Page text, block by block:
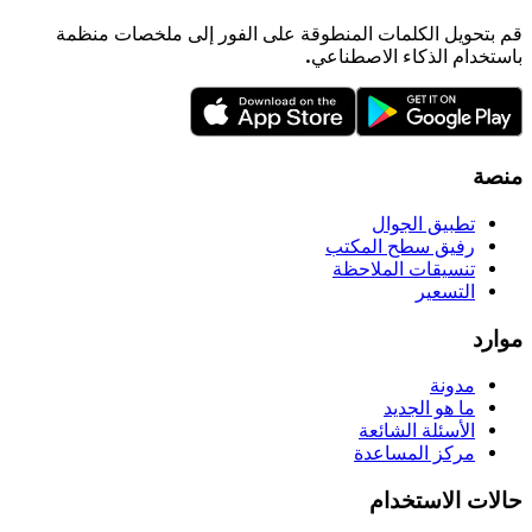
قم بتحويل الكلمات المنطوقة على الفور إلى ملخصات منظمة
باستخدام الذكاء الاصطناعي.
منصة
تطبيق الجوال
رفيق سطح المكتب
تنسيقات الملاحظة
التسعير
موارد
مدونة
ما هو الجديد
الأسئلة الشائعة
مركز المساعدة
حالات الاستخدام